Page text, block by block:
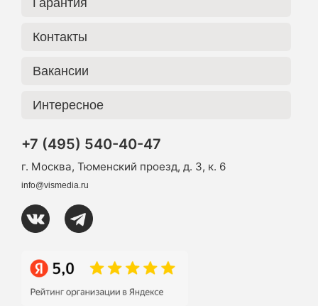
Контакты
Вакансии
Интересное
+7 (495) 540-40-47
г. Москва, Тюменский проезд, д. 3, к. 6
info@vismedia.ru